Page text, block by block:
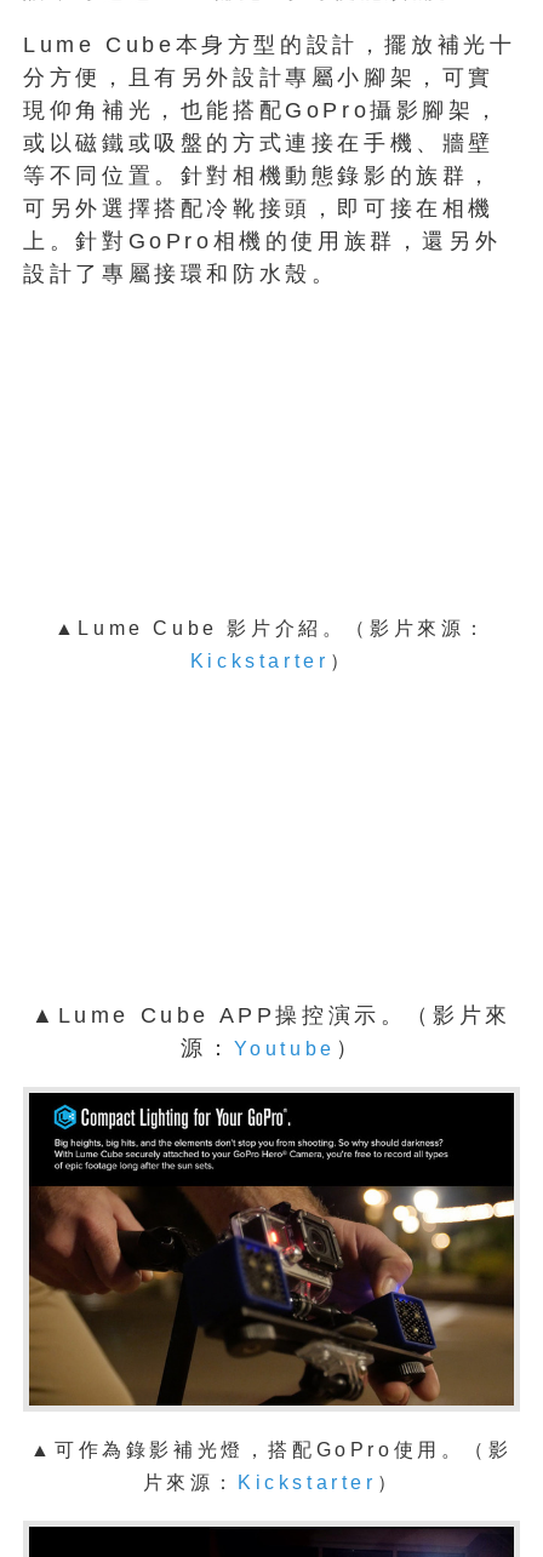
Lume Cube本身方型的設計，擺放補光十
分方便，且有另外設計專屬小腳架，可實
現仰角補光，也能搭配GoPro攝影腳架，
或以磁鐵或吸盤的方式連接在手機、牆壁
等不同位置。針對相機動態錄影的族群，
可另外選擇搭配冷靴接頭，即可接在相機
上。針對GoPro相機的使用族群，還另外
設計了專屬接環和防水殼。
▲Lume Cube 影片介紹。（影片來源：
Kickstarter ）
▲Lume Cube APP操控演示。（影片來
源：
Youtube ）
▲可作為錄影補光燈，搭配GoPro使用。（影
片來源：
Kickstarter ）